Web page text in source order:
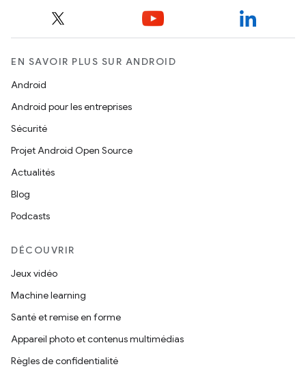
EN SAVOIR PLUS SUR ANDROID
Android
Android pour les entreprises
Sécurité
Projet Android Open Source
Actualités
Blog
Podcasts
DÉCOUVRIR
Jeux vidéo
Machine learning
Santé et remise en forme
Appareil photo et contenus multimédias
Règles de confidentialité